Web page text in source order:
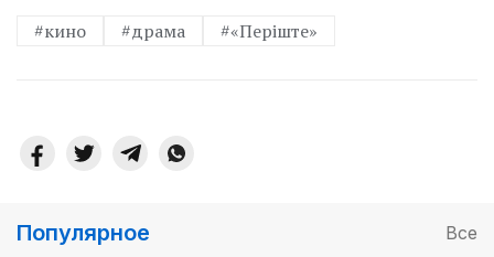
#кино
#драма #«Періште»
Популярное Все